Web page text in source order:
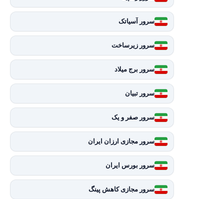
سرور آسیاتک
سرور زیرساخت
سرور برج میلاد
سرور تبیان
سرور صفر و یک
سرور مجازی ارزان ایران
سرور بورس ایران
سرور مجازی کاهش پینگ